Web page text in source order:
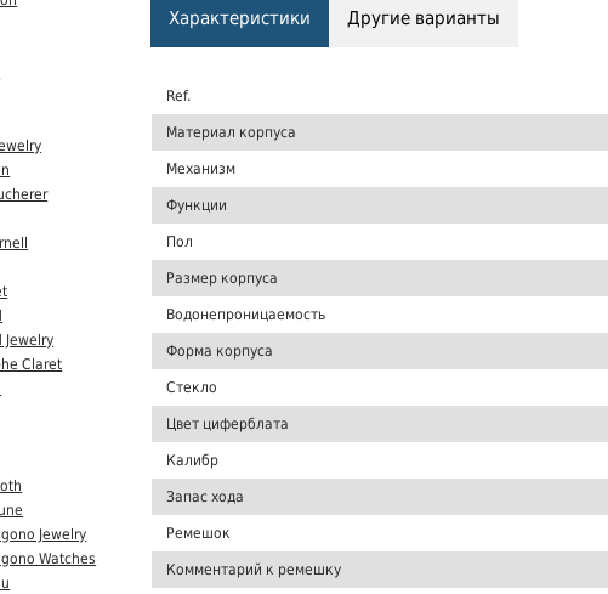
Jewelry
Claret
Jewelry
Watches
Характеристики Другие варианты
Ref.
Материал корпуса
Механизм
Функции
Пол
Размер корпуса
Водонепроницаемость
Форма корпуса
Стекло
Цвет циферблата
Калибр
Запас хода
Ремешок
Комментарий к ремешку